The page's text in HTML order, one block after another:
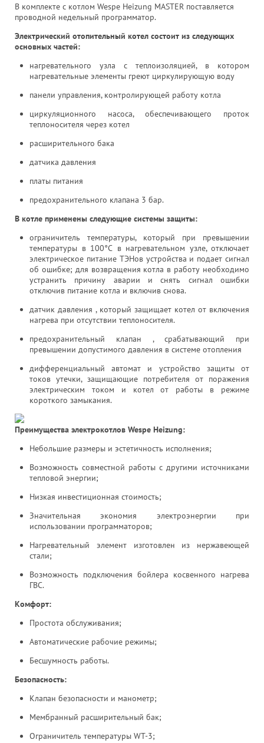
В комплекте с котлом Wespe Heizung MASTER поставляется
проводной недельный программатор.
Электрический отопительный котел состоит из следующих
основных частей:
нагревательного узла с теплоизоляцией, в котором
нагревательные элементы греют циркулирующую воду
панели управления, контролирующей работу котла
циркуляционного насоса, обеспечивающего проток
теплоносителя через котел
расширительного бака
датчика давления
платы питания
предохранительного клапана 3 бар.
В котле применены следующие системы защиты:
ограничитель температуры, который при превышении
температуры в 100°С в нагревательном узле, отключает
электрическое питание ТЭНов устройства и подает сигнал
об ошибке; для возвращения котла в работу необходимо
устранить причину аварии и снять сигнал ошибки
отключив питание котла и включив снова.
датчик давления , который защищает котел от включения
нагрева при отсутствии теплоносителя.
предохранительный клапан , срабатывающий при
превышении допустимого давления в системе отопления
дифференциальный автомат и устройство защиты от
токов утечки, защищающие потребителя от поражения
электрическим током и котел от работы в режиме
короткого замыкания.
Преимущества электрокотлов Wespe Heizung:
Небольшие размеры и эстетичность исполнения;
Возможность совместной работы с другими источниками
тепловой энергии;
Низкая инвестиционная стоимость;
Значительная экономия электроэнергии при
использовании программаторов;
Нагревательный элемент изготовлен из нержавеющей
стали;
Возможность подключения бойлера косвенного нагрева
ГВС.
Комфорт:
Простота обслуживания;
Автоматические рабочие режимы;
Бесшумность работы.
Безопасность:
Клапан безопасности и манометр;
Мембранный расширительный бак;
Ограничитель температуры WT-3;